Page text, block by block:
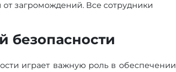
загромождений. Все сотрудники
безопасности
играет важную роль в обеспечении